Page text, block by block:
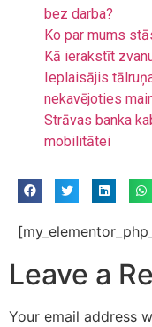
bez darba?
Ko par mums
Kā ierakstīt
Ieplaisājis
nekavējoties
Strāvas banka
mobilitātei
Leave a
Your email address